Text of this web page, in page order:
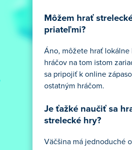
Môžem hrať
priateľmi?
Áno, môžete hrať lokálne
hráčov na tom istom
sa pripojiť k online
ostatným hráčom.
Je ťažké naučiť sa
strelecké hry?
Väčšina má jednoduché